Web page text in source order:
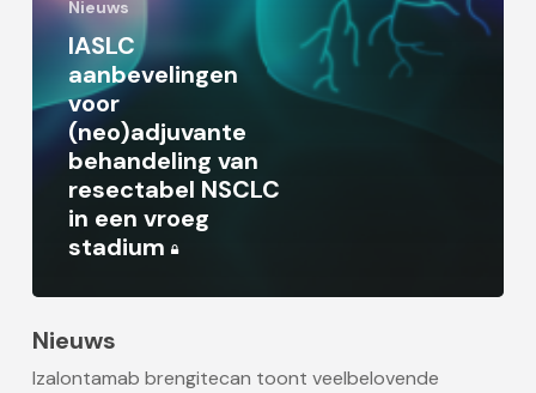
Nieuws
IASLC
aanbevelingen
voor
(neo)adjuvante
behandeling van
resectabel NSCLC
in een vroeg
stadium
Nieuws
Izalontamab brengitecan toont veelbelovende